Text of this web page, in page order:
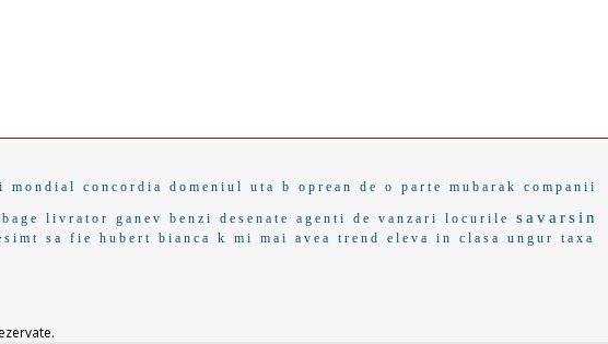
mondial concordia domeniul uta b oprean de o parte mubarak companii
livrator ganev benzi desenate agenti de vanzari locurile savarsin
sa fie hubert bianca k mi mai avea trend eleva in clasa ungur
taxa